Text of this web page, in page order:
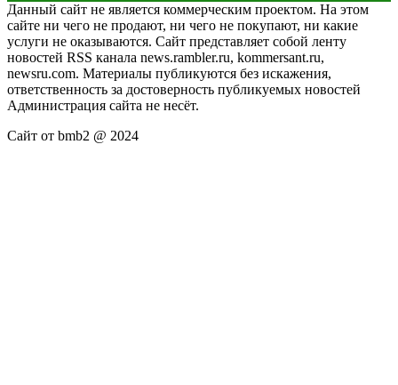
Данный сайт не является коммерческим проектом. На этом
сайте ни чего не продают, ни чего не покупают, ни какие
услуги не оказываются. Сайт представляет собой ленту
новостей RSS канала news.rambler.ru, kommersant.ru,
newsru.com. Материалы публикуются без искажения,
ответственность за достоверность публикуемых новостей
Администрация сайта не несёт.
Сайт от bmb2 @ 2024